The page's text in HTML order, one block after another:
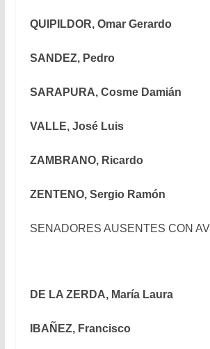
QUIPILDOR, Omar Gerardo
SANDEZ, Pedro
SARAPURA, Cosme Damián
VALLE, José Luis
ZAMBRANO, Ricardo
ZENTENO, Sergio Ramón
SENADORES AUSENTES CON
DE LA ZERDA, María Laura
IBAÑEZ, Francisco